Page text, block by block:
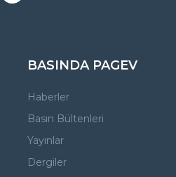
BASINDA PAGEV
Haberler
Basın Bültenleri
Yayınlar
Dergiler